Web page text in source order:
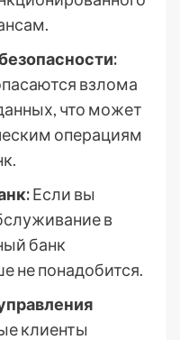
взлома
что может
операциям
Если вы
в
банк
не понадобится.
клиенты